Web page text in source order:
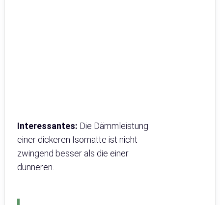
Interessantes: Die Dämmleistung
einer dickeren Isomatte ist nicht
zwingend besser als die einer
dünneren.